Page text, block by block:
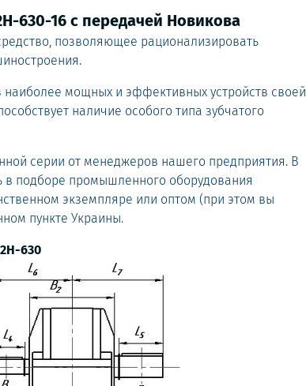
630-16 с передачей Новикова
позволяющее рационализировать
наиболее мощных и эффективных устройств своей
наличие особого типа зубчатого
серии от менеджеров нашего предприятия. В
подборе промышленного оборудования
экземпляре или оптом (при этом вы
пункте Украины.
630